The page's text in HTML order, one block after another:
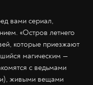
вами сериал,
«Остров летнего
которые приезжают
магическим —
с ведьмами
живыми вещами